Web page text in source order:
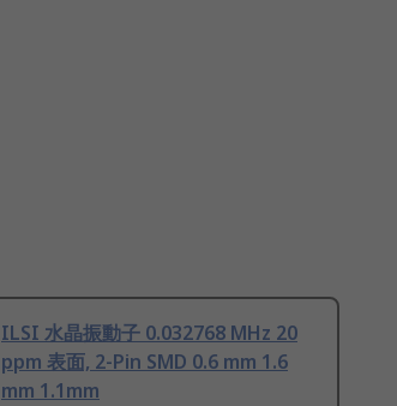
ILSI 水晶振動子 0.032768 MHz 20
ppm 表面, 2-Pin SMD 0.6 mm 1.6
mm 1.1mm